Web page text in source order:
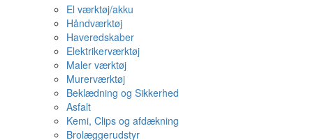
El værktøj/akku
Håndværktøj
Haveredskaber
Elektrikerværktøj
Maler værktøj
Murerværktøj
Beklædning og Sikkerhed
Asfalt
Kemi, Clips og afdækning
Brolæggerudstyr